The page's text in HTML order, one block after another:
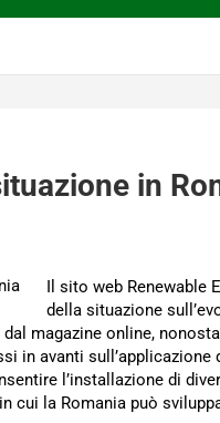
in
Il sito web Renewable
della situazione
magazine online,
in avanti
l’installazione di
cui la Romania può